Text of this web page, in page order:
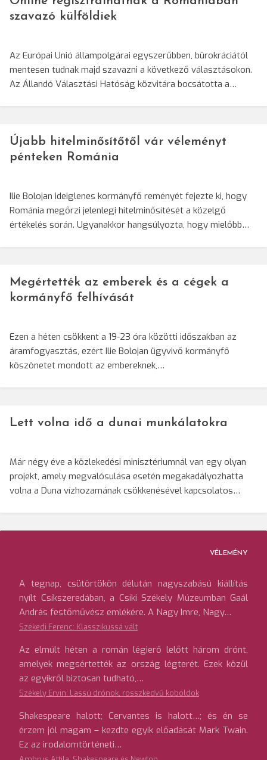
szavazó külföldiek
Az Európai Unió állampolgárai egyszerűbben, bürokráciától
mentesen tudnak majd szavazni a következő választásokon.
Az Állandó Választási Hatóság közvitára bocsátotta a…
Újabb hitelminősítőtől vár véleményt
pénteken Románia
Ilie Bolojan ideiglenes kormányfő reményét fejezte ki, hogy
Románia megőrzi jelenlegi hitelminősítését a közelgő
értékelés során. Ugyanakkor hangsúlyozta, hogy mielőbb…
Megértették az emberek és a cégek a
kormányfő felhívását
Ezen a héten csökkent a 19-23 óra közötti időszakban az
áramfogyasztás, ezért Ilie Bolojan ügyvivő kormányfő
köszönetet mondott az embereknek,…
Lett volna idő a dunai munkálatokra
Már négy éve a közlekedési minisztériumnál van egy olyan
projekt, amely megvalósulása esetén megakadályozhatta
volna a Duna vízhozamának csökkenésével kapcsolatos…
VÉLEMÉNY
A tegnap, csütörtökön délután nagyszabású kiállítás
nyílt Csíkszeredában, a Csíki Székely Múzeumban Gaál
András festőművész emlékére. A Nagy Imre, Nagy…
Székedi Ferenc: Klasszikussá vált
Az elmúlt héten a román légierő lelőtt három drónt,
amelyek megsértették az ország légterét. Ezek közül
az egyikről biztosan tudható,…
Székely Ervin: Lassú drónok, rosszkedvű koboldok
Shakespeare halott; Cervantes is halott…; és én se
érzem jól magam – kezdte egyik előadását Mark Twain.
Ez az irodalomtörténeti…